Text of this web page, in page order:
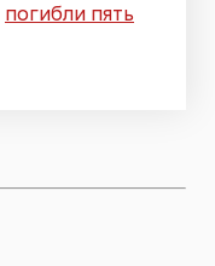
погибли пять